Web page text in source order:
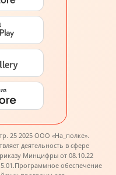
25 2025 ООО «На_полке».
деятельность в сфере
Минцифры от 08.10.22
Программное обеспечение